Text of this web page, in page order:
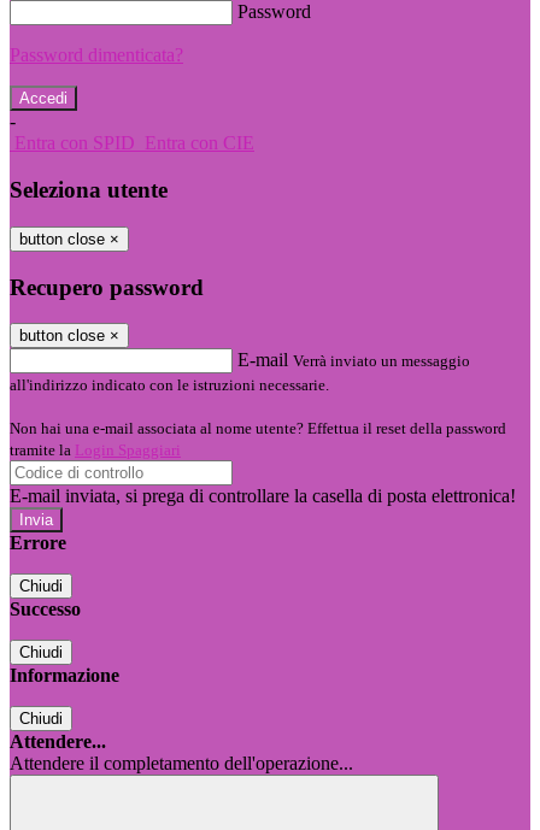
Password
Password dimenticata?
-
Entra con SPID Entra con CIE
Seleziona utente
button close ×
Recupero password
button close ×
E-mail Verrà inviato un messaggio
all'indirizzo indicato con le istruzioni necessarie.
Non hai una e-mail associata al nome utente? Effettua il reset della password
tramite la Login Spaggiari
E-mail inviata, si prega di controllare la casella di posta elettronica!
Errore
Chiudi
Successo
Chiudi
Informazione
Chiudi
Attendere...
Attendere il completamento dell'operazione...